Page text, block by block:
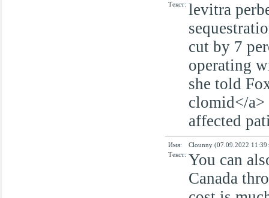
Текст: levitra
cut by 7
operating
she told
clomid</a>
affected
Имя:
Clounny (07.09.2022
Текст: You can
Canada